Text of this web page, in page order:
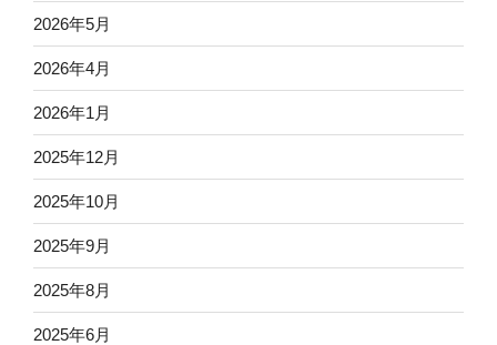
2026年5月
2026年4月
2026年1月
2025年12月
2025年10月
2025年9月
2025年8月
2025年6月